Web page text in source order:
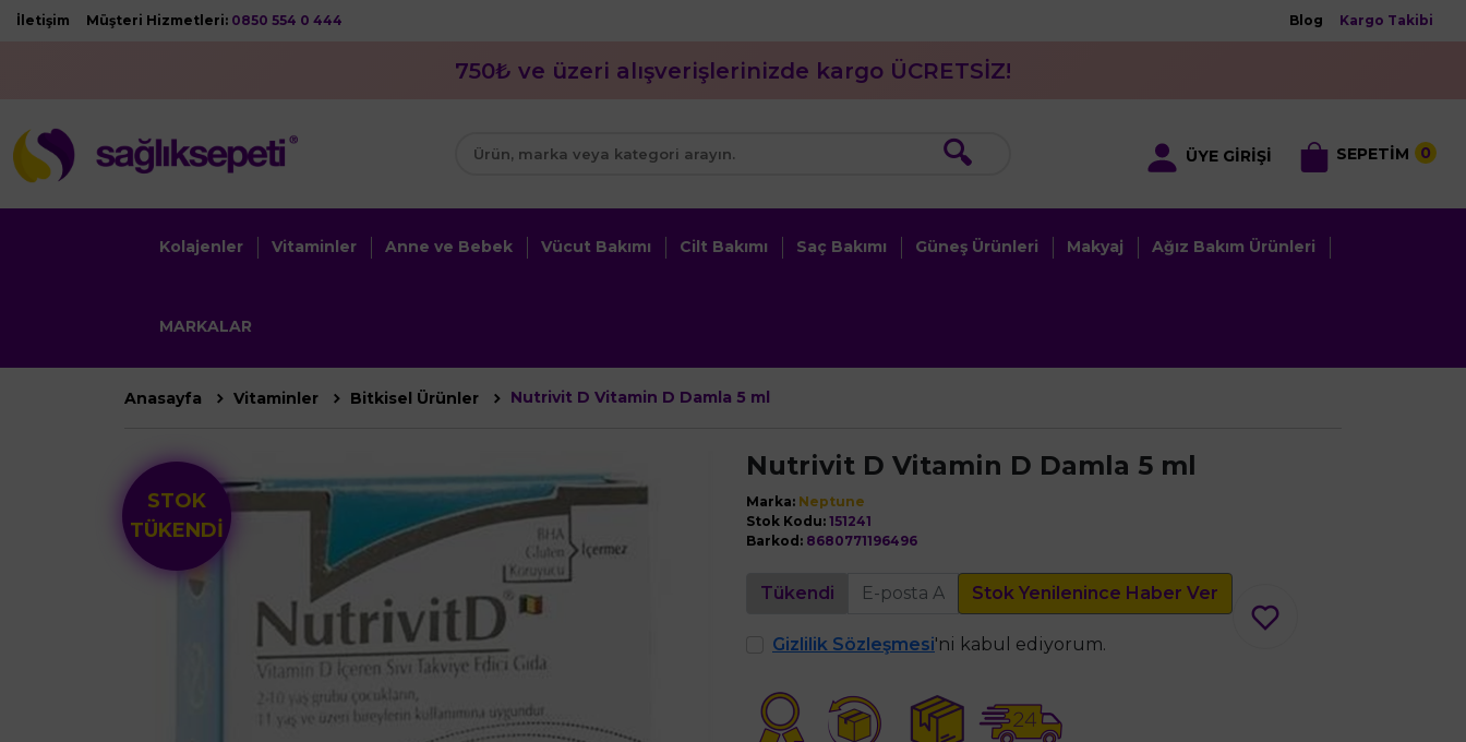
İletişim Müşteri Hizmetleri: 0850 554 0 444 Blog Kargo Takibi
750₺ ve üzeri alışverişlerinizde kargo ÜCRETSİZ!
🔍 ÜYE GİRİŞİ SEPETİM 0
Kolajenler Vitaminler Anne ve Bebek Vücut Bakımı Cilt Bakımı Saç Bakımı Güneş Ürünleri Makyaj Ağız Bakım Ürünleri
MARKALAR
Anasayfa Vitaminler Bitkisel Ürünler Nutrivit D Vitamin D Damla 5 ml
STOK
TÜKENDİ
Nutrivit D Vitamin D Damla 5 ml
Marka: Neptune
Stok Kodu: 151241
Barkod: 8680771196496
Tükendi Stok Yenilenince Haber Ver
Gizlilik Sözleşmesi'ni kabul ediyorum.